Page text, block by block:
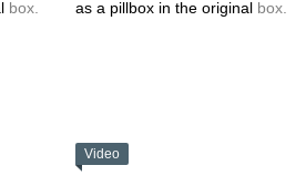
Video